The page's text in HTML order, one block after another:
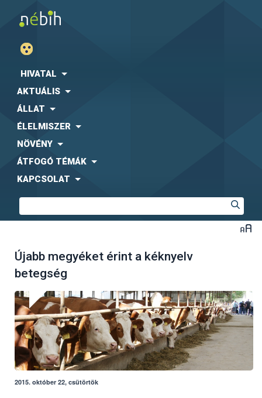
HIVATAL
AKTUÁLIS
ÁLLAT
ÉLELMISZER
NÖVÉNY
ÁTFOGÓ TÉMÁK
KAPCSOLAT
Újabb megyéket érint a kéknyelv
betegség
2015. október 22, csütörtök